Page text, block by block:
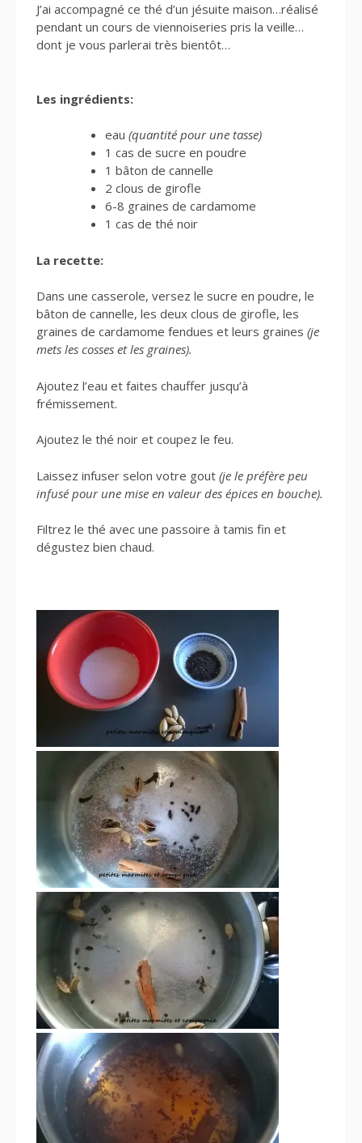
J’ai accompagné ce thé d’un jésuite maison…réalisé
pendant un cours de viennoiseries pris la veille…
dont je vous parlerai très bientôt…
Les ingrédients:
eau (quantité pour une tasse)
1 cas de sucre en poudre
1 bâton de cannelle
2 clous de girofle
6-8 graines de cardamome
1 cas de thé noir
La recette:
Dans une casserole, versez le sucre en poudre, le
bâton de cannelle, les deux clous de girofle, les
graines de cardamome fendues et leurs graines (je
mets les cosses et les graines).
Ajoutez l’eau et faites chauffer jusqu’à
frémissement.
Ajoutez le thé noir et coupez le feu.
Laissez infuser selon votre gout (je le préfère peu
infusé pour une mise en valeur des épices en bouche).
Filtrez le thé avec une passoire à tamis fin et
dégustez bien chaud.